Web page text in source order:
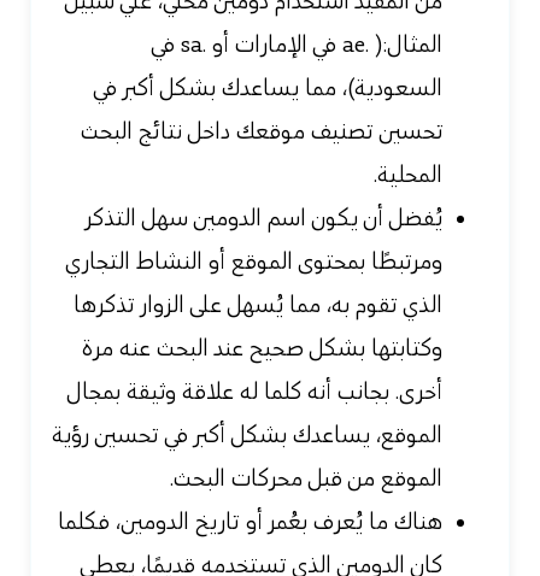
المثال:( .ae في الإمارات أو .sa في
السعودية)، مما يساعدك بشكل أكبر في
تحسين تصنيف موقعك داخل نتائج البحث
المحلية.
يُفضل أن يكون اسم الدومين سهل التذكر
ومرتبطًا بمحتوى الموقع أو النشاط التجاري
الذي تقوم به، مما يُسهل على الزوار تذكرها
وكتابتها بشكل صحيح عند البحث عنه مرة
أخرى. بجانب أنه كلما له علاقة وثيقة بمجال
الموقع، يساعدك بشكل أكبر في تحسين رؤية
الموقع من قبل محركات البحث.
هناك ما يُعرف بعُمر أو تاريخ الدومين، فكلما
كان الدومين الذي تستخدمه قديمًا، يعطي